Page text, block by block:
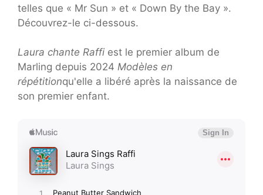
telles que « Mr Sun » et « Down By the Bay ».
Découvrez-le ci-dessous.
Laura chante Raffi est le premier album de
Marling depuis 2024 Modèles en
répétitionqu'elle a libéré après la naissance de
son premier enfant.